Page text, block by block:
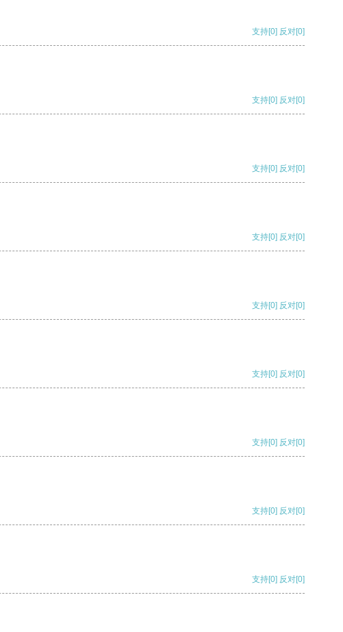
支持[0] 反对[0]
支持[0] 反对[0]
支持[0] 反对[0]
支持[0] 反对[0]
支持[0] 反对[0]
支持[0] 反对[0]
支持[0] 反对[0]
支持[0] 反对[0]
支持[0] 反对[0]